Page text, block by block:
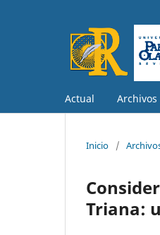
Actual Archivos
Inicio /
Triana: